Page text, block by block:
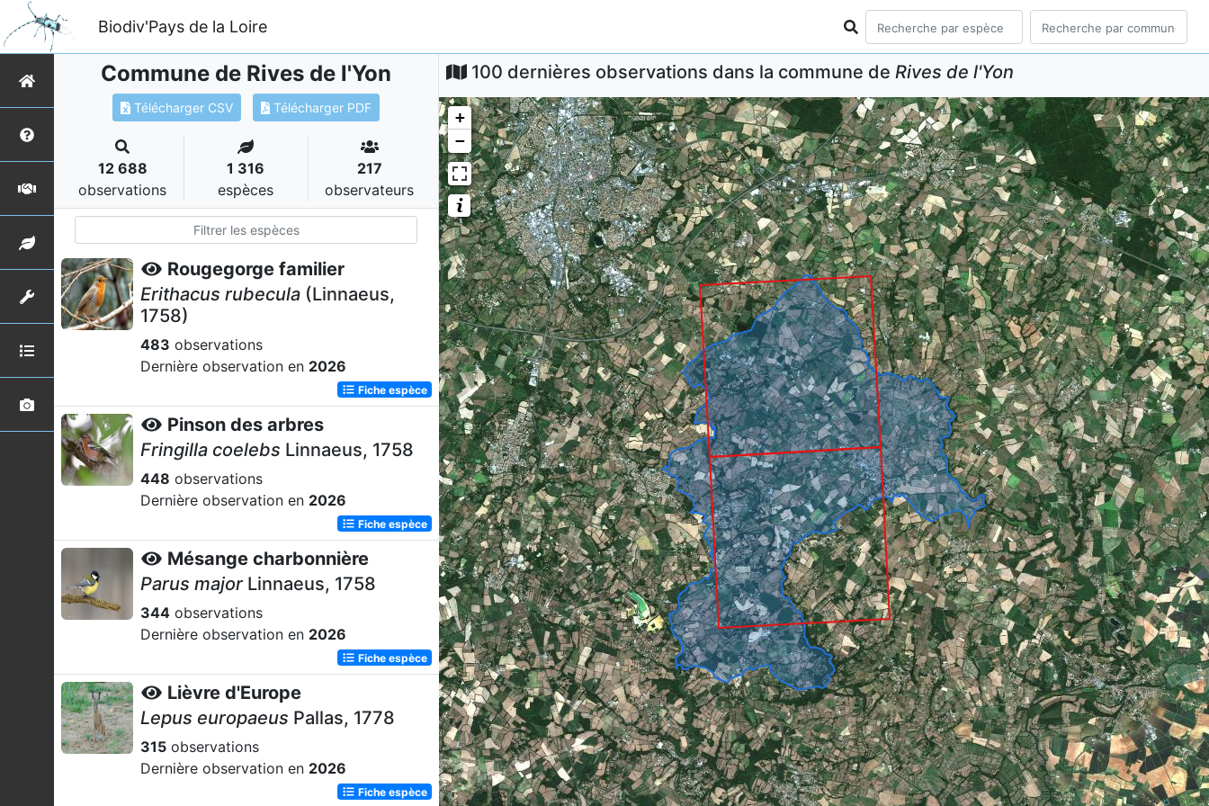
Biodiv'Pays de la Loire
Commune de Rives de l'Yon
Télécharger CSV Télécharger PDF
12 688
observations
1 316
espèces
217
observateurs
Rougegorge familier
Erithacus rubecula (Linnaeus,
1758)
483 observations
Dernière observation en 2026
Fiche espèce
Pinson des arbres
Fringilla coelebs Linnaeus, 1758
448 observations
Dernière observation en 2026
Fiche espèce
Mésange charbonnière
Parus major Linnaeus, 1758
344 observations
Dernière observation en 2026
Fiche espèce
Lièvre d'Europe
Lepus europaeus Pallas, 1778
315 observations
Dernière observation en 2026
Fiche espèce
100 dernières observations dans la commune de Rives de l'Yon
+
−